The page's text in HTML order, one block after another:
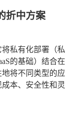
折中方案
私有化部署（私
的基础）结合在
将不同类型的应
本、安全性和灵